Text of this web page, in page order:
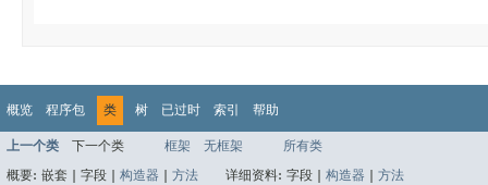
概览 程序包 类 树 已过时 索引 帮助
上一个类 下一个类 框架 无框架
所有类
概要: 嵌套 | 字段 | 构造器 方法 详细资料: 字段 | 构造器 方法